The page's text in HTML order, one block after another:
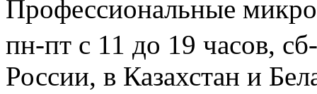
Профессиональные
пн-пт с 11 до 19 часов,
России, в Казахстан и